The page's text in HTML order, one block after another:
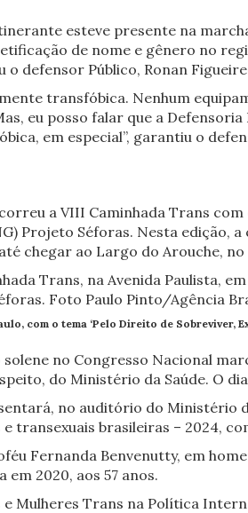
esteve presente na
de nome e gênero no
o defensor Público, Ronan
transfóbica. Nenhum
eu posso falar que a
em especial”, garantiu o
a VIII Caminhada Trans
Projeto Séforas. Nesta edição,
chegar ao Largo do Arouche,
com o tema ‘Pelo Direito de
solene no Congresso Nacional
do Ministério da Saúde. O
no auditório do Ministério
transexuais brasileiras – 2024,
Fernanda Benvenutty, em
2020, aos 57 anos.
Mulheres Trans na Política